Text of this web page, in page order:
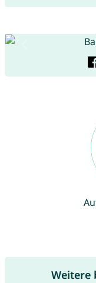
Weitere